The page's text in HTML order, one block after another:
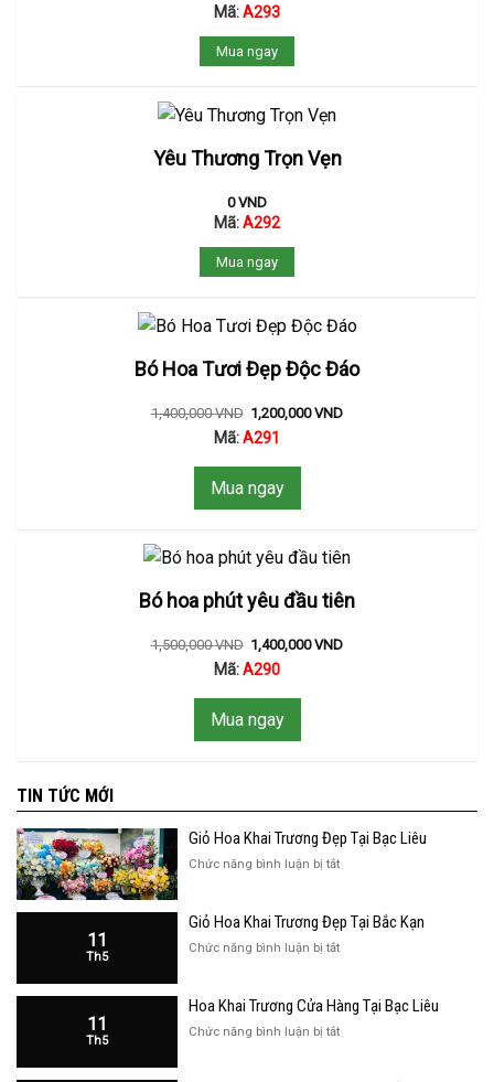
Mã:A293
Mua ngay
Yêu Thương Trọn Vẹn
0VND
Mã:A292
Mua ngay
Bó Hoa Tươi Đẹp Độc Đáo
1,400,000VND 1,200,000VND
Mã:A291
Mua ngay
Bó hoa phút yêu đầu tiên
1,500,000VND 1,400,000VND
Mã:A290
Mua ngay
TIN TỨC MỚI
Giỏ Hoa Khai Trương Đẹp Tại Bạc Liêu
Chức năng bình luận bị tắtở
Khai
Liêu
11
Th5
Giỏ Hoa Khai Trương Đẹp Tại Bắc Kạn
Chức năng bình luận bị tắtở
Khai
11
Th5
Hoa Khai Trương Cửa Hàng Tại Bạc Liêu
Chức năng bình luận bị tắtở